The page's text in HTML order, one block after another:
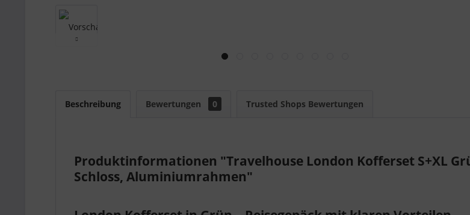
Beschreibung Bewertungen 0 Trusted Shops Bewertungen
Produktinformationen "Travelhouse London Kofferset S+XL
Schloss, Aluminiumrahmen"